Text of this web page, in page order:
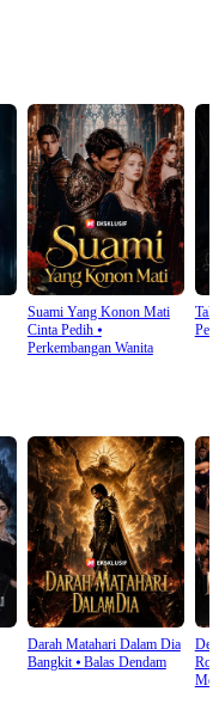
Suami Yang Konon Mati
Cinta Pedih⦁
Perkembangan Wanita
Darah Matahari Dalam Dia
Bangkit⦁ Balas Dendam